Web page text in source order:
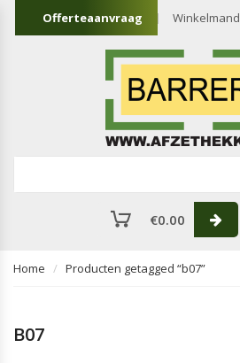
Offerteaanvraag Winkelmand
€0.00
Home Producten getagged “b07”
B07